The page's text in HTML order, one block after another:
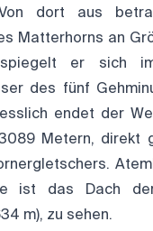
dort aus
Matterhorns an
spiegelt er sich
des fünf
endet der
Metern, direkt
ist das Dach
m), zu sehen.